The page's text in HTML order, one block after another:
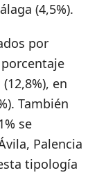
(4,5%).
por
en
También
se
Palencia
tipología